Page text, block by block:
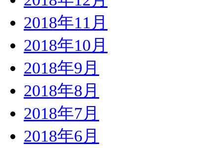
2018年11月
2018年10月
2018年9月
2018年8月
2018年7月
2018年6月